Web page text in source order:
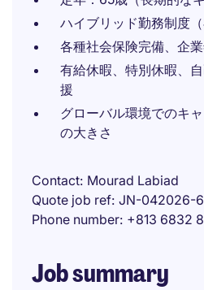
ハイブリッド勤務制度（
各種社会保険完備、企
有給休暇、特別休暇、
援
グローバル環境でのキ
の大きさ
Contact Mourad Labiad
Quote job ref JN-042026-
Phone number +813 6832
Job summary